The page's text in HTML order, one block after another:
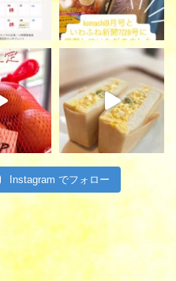
Instagram でフォロー